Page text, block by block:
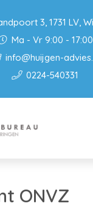
3, 1731 LV,
Ma - Vr 9:00 - 17:00
info@huijgen-
0224-540331
ONVZ